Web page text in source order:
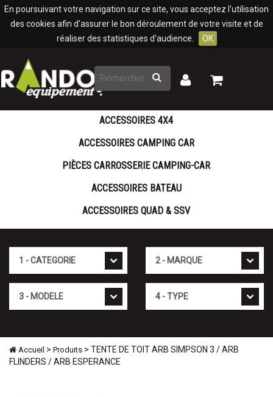
En poursuivant votre navigation sur ce site, vous acceptez l'utilisation
des cookies afin d'assurer le bon déroulement de votre visite et de
réaliser des statistiques d'audience.
OK
Rechercher
Mon
Mon
ACCESSOIRES 4X4
ACCESSOIRES CAMPING CAR
PIÈCES CARROSSERIE CAMPING-CAR
ACCESSOIRES BATEAU
ACCESSOIRES QUAD & SSV
Accueil > Produits > TENTE DE TOIT ARB SIMPSON 3 / ARB
FLINDERS / ARB ESPERANCE
Panneau de gestion des cookies